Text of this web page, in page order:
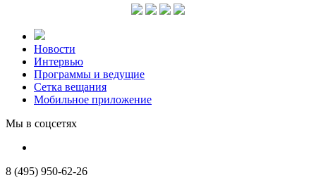
Новости
Интервью
Программы и ведущие
Сетка вещания
Мобильное приложение
Мы в соцсетях
8 (495) 950-62-26